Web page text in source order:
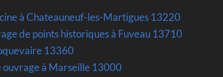
à Chateauneuf-les-Martigues 13220
de points historiques à Fuveau 13710
13360
ouvrage à Marseille 13000